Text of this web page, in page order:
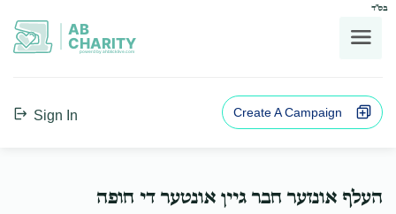
בס"ד
AB
CHARITY
powerd by ahblicklive.com
Sign In Create A Campaign
העלף אונזער חבר גיין אונטער די חופה